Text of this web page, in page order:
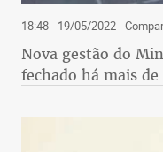
18:48 - 19/05/2022-
Nova gestão do
fechado há mais